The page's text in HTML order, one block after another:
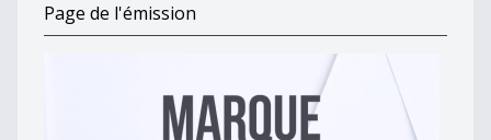
Page de l'émission